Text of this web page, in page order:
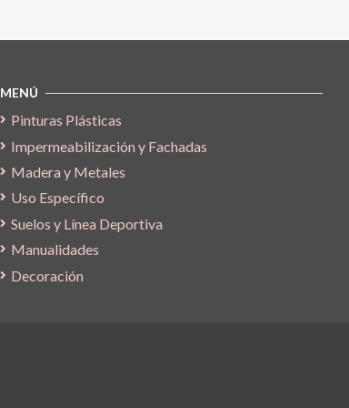
MENÚ
Pinturas Plásticas
Impermeabilización y Fachadas
Madera y Metales
Uso Específico
Suelos y Línea Deportiva
Manualidades
Decoración